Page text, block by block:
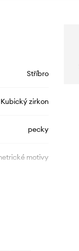
Stříbro
Kubický zirkon
pecky
motivy